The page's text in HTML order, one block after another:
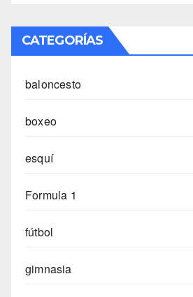
CATEGORÍAS
baloncesto
boxeo
esquí
Formula 1
fútbol
gimnasia